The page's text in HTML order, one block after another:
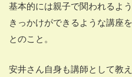
基本的には親子で関われるよう
きっかけができるような講座
とのこと。
安井さん自身も講師として教